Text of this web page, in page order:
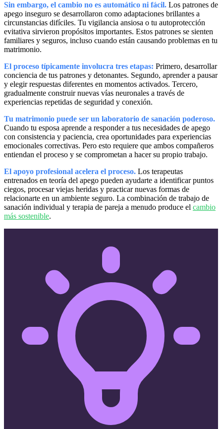
Sin embargo, el cambio no es automático ni fácil. Los patrones de
apego inseguro se desarrollaron como adaptaciones brillantes a
circunstancias difíciles. Tu vigilancia ansiosa o tu autoprotección
evitativa sirvieron propósitos importantes. Estos patrones se sienten
familiares y seguros, incluso cuando están causando problemas en tu
matrimonio.
El proceso típicamente involucra tres etapas: Primero, desarrollar
conciencia de tus patrones y detonantes. Segundo, aprender a pausar
y elegir respuestas diferentes en momentos activados. Tercero,
gradualmente construir nuevas vías neuronales a través de
experiencias repetidas de seguridad y conexión.
Tu matrimonio puede ser un laboratorio de sanación poderoso.
Cuando tu esposa aprende a responder a tus necesidades de apego
con consistencia y paciencia, crea oportunidades para experiencias
emocionales correctivas. Pero esto requiere que ambos compañeros
entiendan el proceso y se comprometan a hacer su propio trabajo.
El apoyo profesional acelera el proceso. Los terapeutas
entrenados en teoría del apego pueden ayudarte a identificar puntos
ciegos, procesar viejas heridas y practicar nuevas formas de
relacionarte en un ambiente seguro. La combinación de trabajo de
sanación individual y terapia de pareja a menudo produce el cambio
más sostenible.